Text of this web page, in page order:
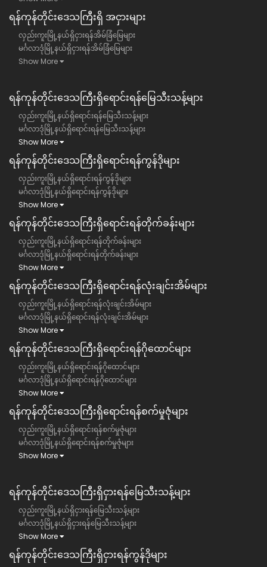
ရန်​ကုန်တိုင်းဒေသကြီး​ရှိ အငှားများ
လှည်းကူးမြို့နယ်ရှိငှားရန်အိမ်ခြံမြေများ
မင်္ဂလာဒုံမြို့နယ်ရှိငှားရန်အိမ်ခြံမြေများ
Show More
ရန်ကုန်တိုင်းဒေသကြီး​ရှိရောင်းရန်မြေသီးသန့်များ
လှည်းကူးမြို့နယ်ရှိရောင်းရန်မြေသီးသန့်များ
မင်္ဂလာဒုံမြို့နယ်ရှိရောင်းရန်မြေသီးသန့်များ
Show More
ရန်ကုန်တိုင်းဒေသကြီး​ရှိရောင်းရန်ကွန်ဒိုများ
လှည်းကူးမြို့နယ်ရှိရောင်းရန်ကွန်ဒိုများ
မင်္ဂလာဒုံမြို့နယ်ရှိရောင်းရန်ကွန်ဒိုများ
Show More
ရန်ကုန်တိုင်းဒေသကြီး​ရှိရောင်းရန်တိုက်ခန်းများ
လှည်းကူးမြို့နယ်ရှိရောင်းရန်တိုက်ခန်းများ
မင်္ဂလာဒုံမြို့နယ်ရှိရောင်းရန်တိုက်ခန်းများ
Show More
ရန်ကုန်တိုင်းဒေသကြီး​ရှိရောင်းရန်လုံးချင်းအိမ်များ
လှည်းကူးမြို့နယ်ရှိရောင်းရန်လုံးချင်းအိမ်များ
မင်္ဂလာဒုံမြို့နယ်ရှိရောင်းရန်လုံးချင်းအိမ်များ
Show More
ရန်ကုန်တိုင်းဒေသကြီး​ရှိရောင်းရန်ဂိုထောင်များ
လှည်းကူးမြို့နယ်ရှိရောင်းရန်ဂိုထောင်များ
မင်္ဂလာဒုံမြို့နယ်ရှိရောင်းရန်ဂိုထောင်များ
Show More
ရန်ကုန်တိုင်းဒေသကြီး​ရှိရောင်းရန်စက်မှုဇုံများ
လှည်းကူးမြို့နယ်ရှိရောင်းရန်စက်မှုဇုံများ
မင်္ဂလာဒုံမြို့နယ်ရှိရောင်းရန်စက်မှုဇုံများ
Show More
ရန်ကုန်တိုင်းဒေသကြီး​​ရှိငှားရန်မြေသီးသန့်များ
လှည်းကူးမြို့နယ်ရှိငှားရန်မြေသီးသန့်များ
မင်္ဂလာဒုံမြို့နယ်ရှိငှားရန်မြေသီးသန့်များ
Show More
ရန်ကုန်တိုင်းဒေသကြီး​​ရှိငှားရန်ကွန်ဒိုများ